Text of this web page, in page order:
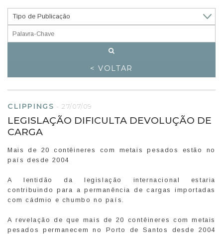
< VOLTAR
CLIPPINGS - 27/07/09
LEGISLAÇÃO DIFICULTA DEVOLUÇÃO DE
CARGA
Mais de 20 contêineres com metais pesados estão no
país desde 2004
A lentidão da legislação internacional estaria
contribuindo para a permanência de cargas importadas
com cádmio e chumbo no país.
A revelação de que mais de 20 contêineres com metais
pesados permanecem no Porto de Santos desde 2004